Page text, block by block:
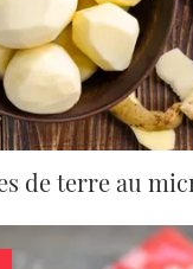
de terre au